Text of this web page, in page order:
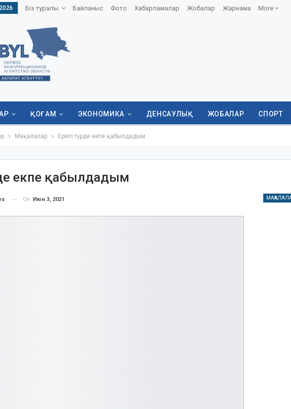
Біз туралы Байланыс Фото Хабарламалар Жобалар Жарнама More
ҚОҒАМ ЭКОНОМИКА ДЕНСАУЛЫҚ ЖОБАЛАР СПОРТ
Мақалалар Ерікті түрде екпе қабылдадым
екпе қабылдадым
On Июн 3, 2021